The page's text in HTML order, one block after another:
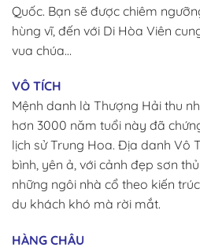
Quốc. Bạn sẽ được chiêm
hùng vĩ, đến với Di Hòa Viên
vua chúa…
VÔ TÍCH
Mệnh danh là Thượng Hải thu
hơn 3000 năm tuổi này đã
lịch sử Trung Hoa. Địa danh Vô
bình, yên ả, với cảnh đẹp sơn
những ngôi nhà cổ theo kiến
du khách khó mà rời mắt.
HÀNG CHÂU